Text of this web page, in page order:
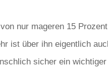
nur mageren 15
ist über ihn eigentlich
sicher ein